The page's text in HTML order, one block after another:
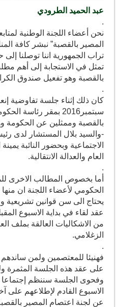
عبد الحميد الطرودي
.
نحن أعضاء اللجنة الوطنية
المصير بالقصبة” نبشر كافة
تراب الجمهورية اننا توصلنا
تمثل في الاستجابة إلى أهم
بالقصبة وهو تفعيل صندوق
.
سبتمبر2016 بمقر
بالقصبة وممثلين عن الحكومة
-والسيد بلال المستشار لدى
الاجتماعية وبحضور النائبة
العام والعدالة الانتقالية.
.
أما بخصوص المطالب الاخرى
الحكومي لأعضاء اللجنة ان
يحتاج الى سن قوانين تشريعية
عقد لقاء في بداية الاسبوع
من الاشكاليات العالقة بملف
الزغلامي.
.
فهنيئا للمعتصمين ولمن
على عقد هذه الجلسة المثمرة
وفحوى الجلسة سننظم إجتماعا
الاسبوع القادم لإطلاعهم على
عن لجنة اعتصام المصير بالقصبة 27/09/